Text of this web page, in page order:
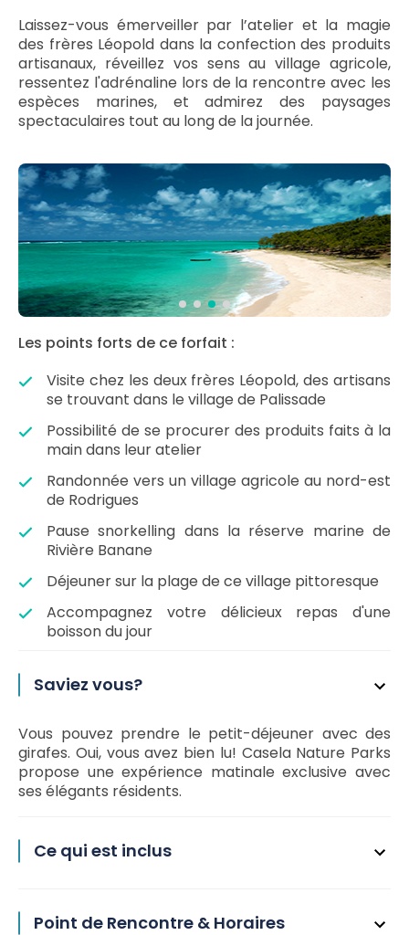
Laissez-vous émerveiller par l’atelier et la magie
des frères Léopold dans la confection des produits
artisanaux, réveillez vos sens au village agricole,
ressentez l'adrénaline lors de la rencontre avec les
espèces marines, et admirez des paysages
spectaculaires tout au long de la journée.
Les points forts de ce forfait :
Visite chez les deux frères Léopold, des artisans
se trouvant dans le village de Palissade
Possibilité de se procurer des produits faits à la
main dans leur atelier
Randonnée vers un village agricole au nord-est
de Rodrigues
Pause snorkelling dans la réserve marine de
Rivière Banane
Déjeuner sur la plage de ce village pittoresque
Accompagnez votre délicieux repas d'une
boisson du jour
Saviez vous?
Vous pouvez prendre le petit-déjeuner avec des
girafes. Oui, vous avez bien lu! Casela Nature Parks
propose une expérience matinale exclusive avec
ses élégants résidents.
Ce qui est inclus
Point de Rencontre & Horaires